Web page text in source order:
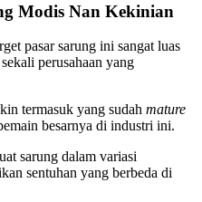
Modis Nan Kekinian
pasar sarung ini sangat luas
perusahaan yang
termasuk yang sudah mature
besarnya di industri ini.
sarung dalam variasi
sentuhan yang berbeda di